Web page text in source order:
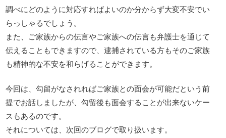
調べにどのように対応すればよいのか分からず大変不安でい
らっしゃるでしょう。
また、ご家族からの伝言やご家族への伝言も弁護士を通じて
伝えることもできますので、逮捕されている方もそのご家族
も精神的な不安を和らげることができます。
今回は、勾留がなされればご家族との面会が可能だという前
提でお話しましたが、勾留後も面会することが出来ないケー
スもあるのです。
それについては、次回のブログで取り扱います。